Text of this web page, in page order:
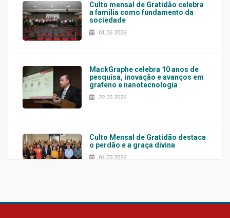
Culto mensal de Gratidão celebra
a família como fundamento da
sociedade
01.06.2026
MackGraphe celebra 10 anos de
pesquisa, inovação e avanços em
grafeno e nanotecnologia
22.05.2026
Culto Mensal de Gratidão destaca
o perdão e a graça divina
04.05.2026
Confira como foi o culto mensal